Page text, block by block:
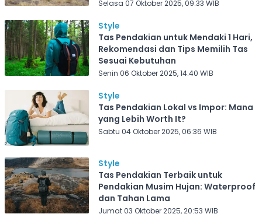
Selasa 07 Oktober 2025, 09:33 WIB
Style
Tas Pendakian untuk Mendaki 1 Hari,
Rekomendasi dan Tips Memilih Tas
Sesuai Kebutuhan
Senin 06 Oktober 2025, 14:40 WIB
Style
Tas Pendakian Lokal vs Impor: Mana
yang Lebih Worth It?
Sabtu 04 Oktober 2025, 06:36 WIB
Style
Tas Pendakian Terbaik untuk
Pendakian Musim Hujan: Waterproof
dan Tahan Lama
Jumat 03 Oktober 2025, 20:53 WIB